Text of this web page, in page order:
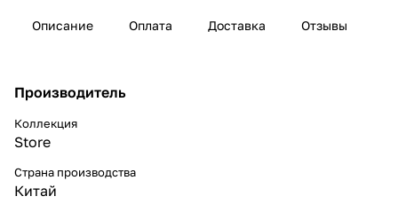
Описание Оплата Доставка Отзывы
Производитель
Коллекция
Store
Страна производства
Китай